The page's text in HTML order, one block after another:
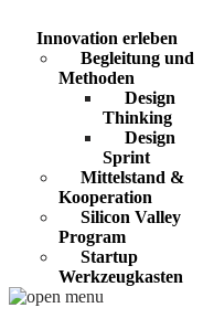
Innovation erleben
Begleitung und
Methoden
Design
Thinking
Design
Sprint
Mittelstand &
Kooperation
Silicon Valley
Program
Startup
Werkzeugkasten